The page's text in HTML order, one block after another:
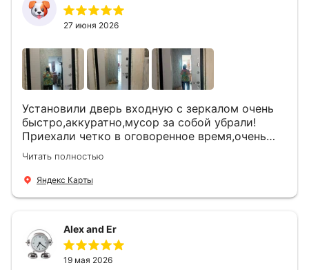
27 июня 2026
Установили дверь входную с зеркалом очень
быстро,аккуратно,мусор за собой убрали!
Приехали четко в оговоренное время,очень
вежливые,деликатные рабочие .Все
понравилось и дверь ,и работа и цена!
Читать полностью
Яндекс Карты
Alex and Er
19 мая 2026